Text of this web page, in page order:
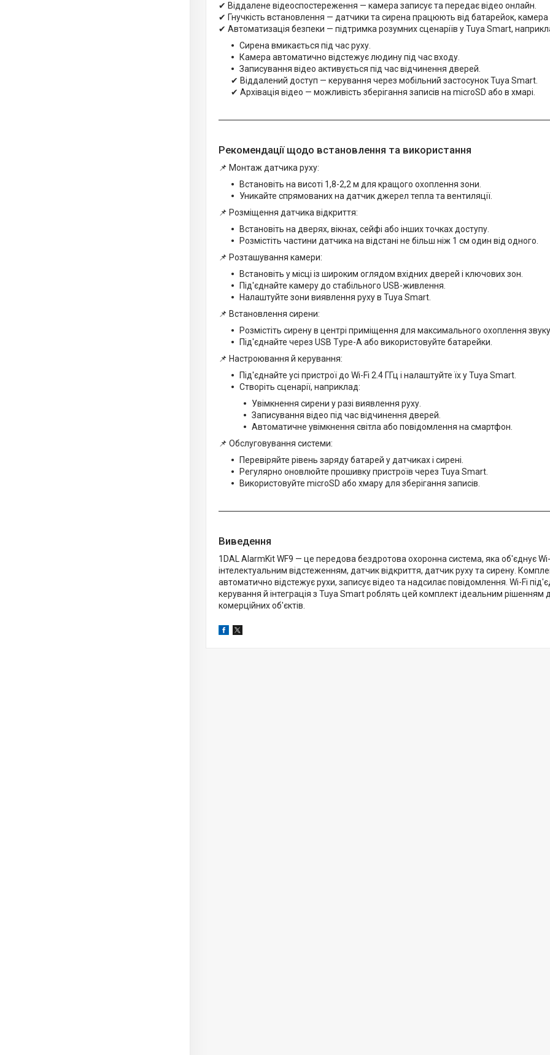
✔ Віддалене відеоспостереження — камера записує та передає відео онлайн.
✔ Гнучкість встановлення — датчики та сирена працюють від батарейок, камера
✔ Автоматизація безпеки — підтримка розумних сценаріїв у Tuya Smart,
Сирена вмикається під час руху.
Камера автоматично відстежує людину під час входу.
Записування відео активується під час відчинення дверей.
✔ Віддалений доступ — керування через мобільний застосунок Tuya Smart.
✔ Архівація відео — можливість зберігання записів на microSD або в хмарі.
Рекомендації щодо встановлення та використання
📌 Монтаж датчика руху:
Встановіть на висоті 1,8-2,2 м для кращого охоплення зони.
Уникайте спрямованих на датчик джерел тепла та вентиляції.
📌 Розміщення датчика відкриття:
Встановіть на дверях, вікнах, сейфі або інших точках доступу.
Розмістіть частини датчика на відстані не більш ніж 1 см один від одного.
📌 Розташування камери:
Встановіть у місці із широким оглядом вхідних дверей і ключових зон.
Під'єднайте камеру до стабільного USB-живлення.
Налаштуйте зони виявлення руху в Tuya Smart.
📌 Встановлення сирени:
Розмістіть сирену в центрі приміщення для максимального охоплення
Під'єднайте через USB Type-A або використовуйте батарейки.
📌 Настроювання й керування:
Під'єднайте усі пристрої до Wi-Fi 2.4 ГГц і налаштуйте їх у Tuya Smart.
Створіть сценарії, наприклад:
Увімкнення сирени у разі виявлення руху.
Записування відео під час відчинення дверей.
Автоматичне увімкнення світла або повідомлення на смартфон.
📌 Обслуговування системи:
Перевіряйте рівень заряду батарей у датчиках і сирені.
Регулярно оновлюйте прошивку пристроїв через Tuya Smart.
Використовуйте microSD або хмару для зберігання записів.
Виведення
1DAL AlarmKit WF9 — це передова бездротова охоронна система, яка об'єднує
інтелектуальним відстеженням, датчик відкриття, датчик руху та сирену.
автоматично відстежує рухи, записує відео та надсилає повідомлення. Wi-Fi
керування й інтеграція з Tuya Smart роблять цей комплект ідеальним рішенням
комерційних об'єктів.